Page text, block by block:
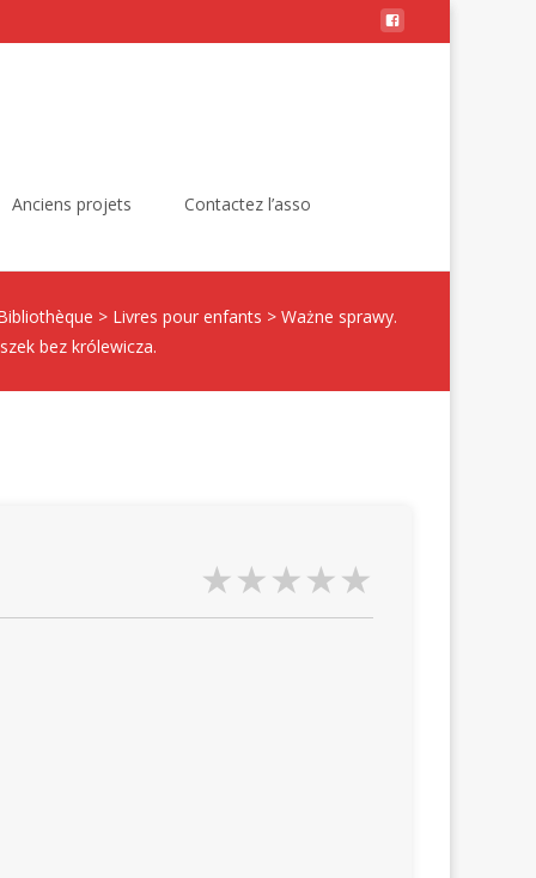
Anciens projets Contactez l’asso
> Livres pour enfants > Ważne sprawy.
bez królewicza.